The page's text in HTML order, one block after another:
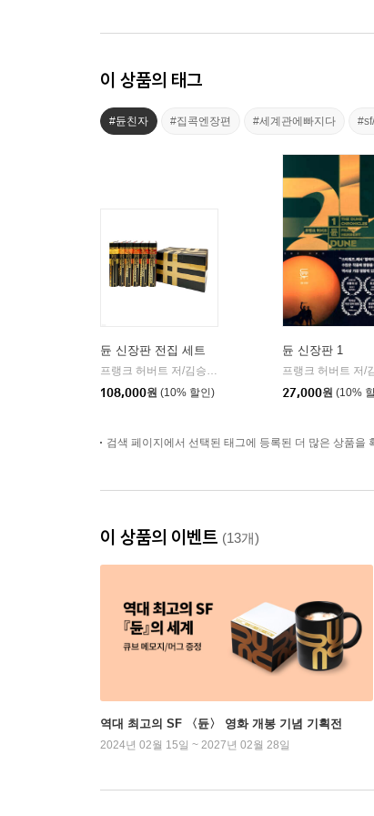
이 상품의 태그
#듄친자 #집콕엔장편 #세계관에빠지다
듄 신장판 전집 세트
프랭크 허버트 저/김승욱 역
108,000원 (10% 할인)
듄 신장판 1
27,000원 (10%
검색 페이지에서 선택된 태그에 등록된 더 많은 상품을
이 상품의 이벤트 (13개)
역대 최고의 SF 〈듄〉 영화 개봉 기념 기획전
2024년 02월 15일 ~ 2027년 02월 28일